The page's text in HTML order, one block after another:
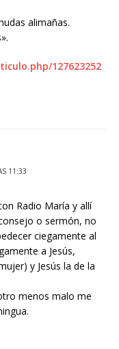
alimañas.
127623252
11:33
Radio María y allí
o sermón, no
ciegamente al
a Jesús,
y Jesús la de la
menos malo me